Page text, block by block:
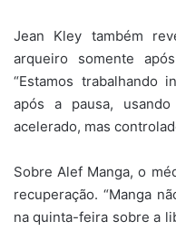
Jean Kley também
arqueiro somente
“Estamos trabalhando
após a pausa,
acelerado, mas
Sobre Alef Manga, o
recuperação. “Manga
na quinta-feira sobre a